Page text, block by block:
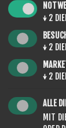
↓ 2
↓ 2
↓ 2
ALLE
MIT